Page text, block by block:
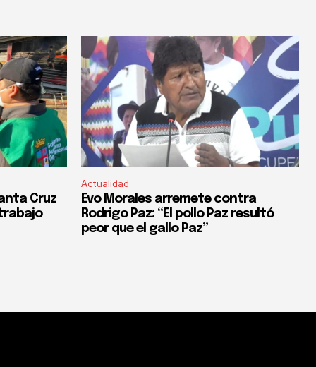
Cruz
Actualidad
Evo Morales arremete contra
Rodrigo Paz: “El pollo Paz resultó
peor que el gallo Paz”